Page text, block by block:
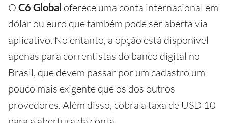
O C6 Global oferece uma conta internacional em
dólar ou euro que também pode ser aberta via
aplicativo. No entanto, a opção está disponível
apenas para correntistas do banco digital no
Brasil, que devem passar por um cadastro um
pouco mais exigente que os dos outros
provedores. Além disso, cobra a taxa de USD 10